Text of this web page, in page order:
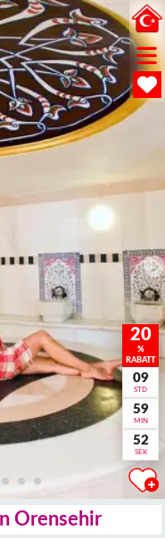
20
%
RABATT
09
STD
59
MIN
51
SEK
Orensehir